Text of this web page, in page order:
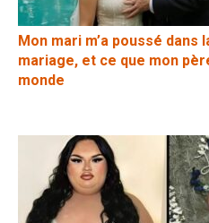
Mon mari m’a poussé
mariage, et ce que mon
monde